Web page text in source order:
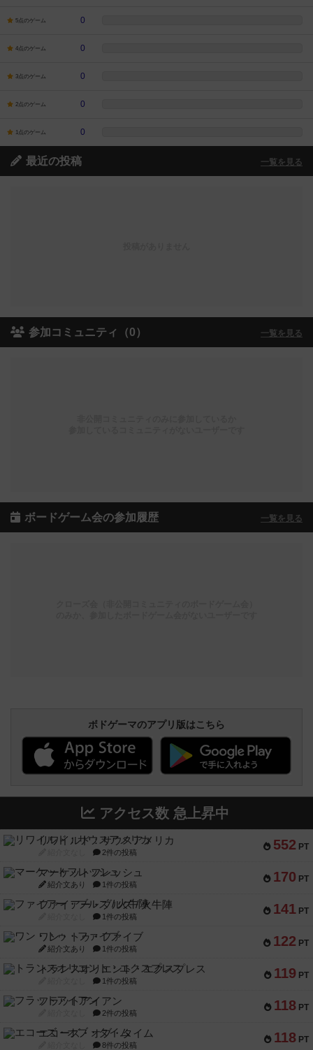
5点のゲーム 0
4点のゲーム 0
3点のゲーム 0
2点のゲーム 0
1点のゲーム 0
最近の投稿 一覧を見る
参加コミュニティ（0） 一覧を見る
ボードゲーム会の参加履歴 一覧を見る
ボドゲーマのアプリ版はこちら
アクセス数 急上昇中
552 PT
リワイルド：サウスアメリカ
2件の投稿
170 PT
マーケットフレッシュ
紹介文あり 1件の投稿
141 PT
ファイアー・ブルズ / 火牛陣
1件の投稿
122 PT
ワン・トゥ・ファイブ
紹介文あり 1件の投稿
119 PT
トランスオリエント・エクスプレス
1件の投稿
118 PT
フラットアイアン
2件の投稿
118 PT
エコーズ・オブ・タイム
8件の投稿